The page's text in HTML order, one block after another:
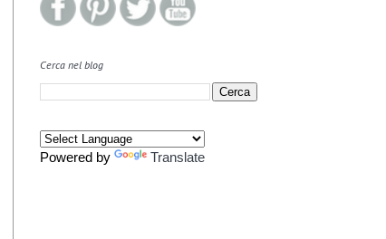
Cerca nel blog
Powered by Translate